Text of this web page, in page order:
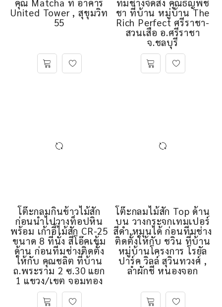
ทีมช่างติดตั้ง ชุดโต๊ะกิน
United Tower , สุขุมวิท
โต๊ะกลมกินข้าวไม้สัก 6
ที่นั่ง ดีไซน์โมเดิร์น ก่อน
ทีมช่างจัดส่ง คุณธัญพิช
ชา ที่บ้าน หมู่บ้าน The
Rich Perfect ศรีราชา-
สวนเสือ อ.ศรีราชา
จ.ชลบุรี
โต๊ะกลมกินข้าวไม้สัก
ก่อนนำไปวางท็อปหิน
พร้อม เก้าอี้ไม้สัก CR-25
ขนาด 8 ที่นั่ง สีโอ๊คเข้ม
ด้าน ก่อนทีมช่างติดตั้ง
ให้กับ คุณชลิต ที่บ้าน
ถ.พระราม 2 ซ.30 แยก
1 แขวง/เขต จอมทอง
โต๊ะกลมไม้สัก Top ด้าน
บน วางกระจกเทมเปอร์
สีดำ หมุนได้ ก่อนทีมช่าง
ติดตั้งให้กับ ชวิน ที่บ้าน
หมู่บ้านโครงการ โรยัล
ลำผักชี หนองจอก